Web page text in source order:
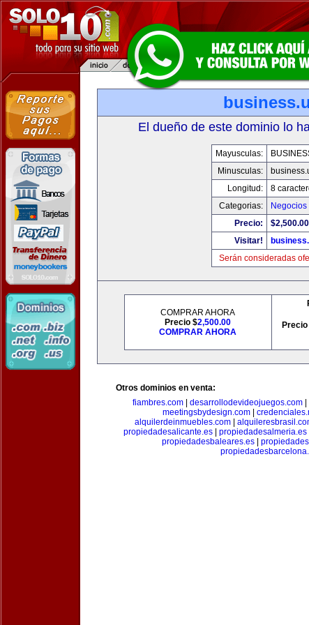
El dueño de este dominio lo
Mayusculas:
Minusculas:
Longitud:
8
Categorias:
Negocios
Precio:
$2,500.00
Visitar!
Serán consideradas
COMPRAR AHORA
Precio $2,500.00
COMPRAR AHORA
Otros dominios en venta:
fiambres.com| desarrollodevideojuegos.com|
meetingsbydesign.com|
alquilerdeinmuebles.com|
propiedadesalicante.es| propiedadesalmeria.es|
propiedadesbaleares.es